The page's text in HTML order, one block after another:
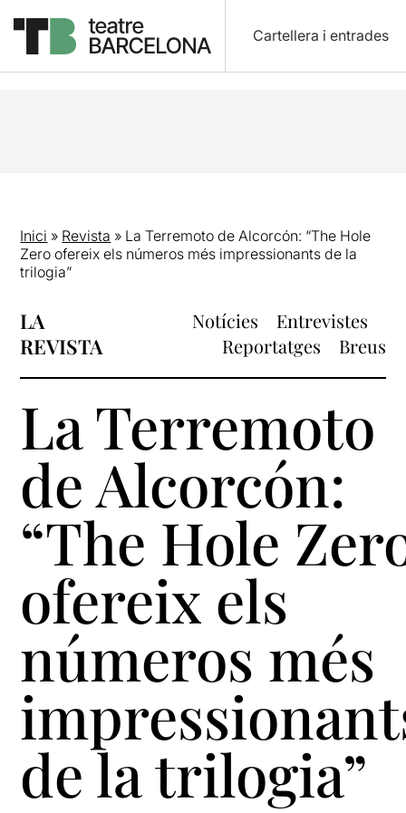
Cartellera i entrades
Inici » Revista » La Terremoto de Alcorcón: “The Hole
Zero ofereix els números més impressionants de la
trilogia”
LA
REVISTA
Notícies
Entrevistes
Reportatges
Breus
La Terremoto
de Alcorcón:
“The Hole
ofereix els
números més
de la trilogia”